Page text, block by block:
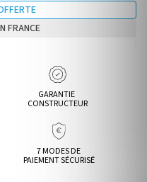
2 touches.
Pompe à eau 650W).
FRANCE
GARANTIE
CONSTRUCTEUR
7 MODES DE
PAIEMENT SÉCURISÉ